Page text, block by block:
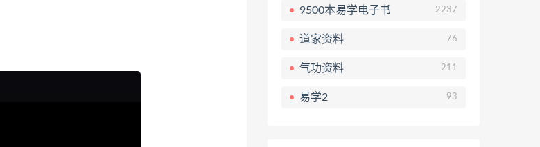
9500本易学电子书 2237
道家资料 76
气功资料 211
易学2 93